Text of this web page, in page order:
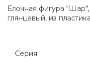
Елочная фигура
глянцевый, из пластика
Серия